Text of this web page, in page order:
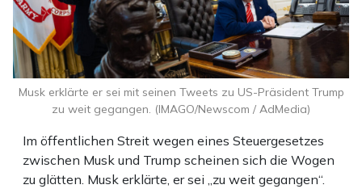
Im öffentlichen Streit wegen eines Steuergesetzes
zwischen Musk und Trump scheinen sich die Wogen
zu glätten. Musk erklärte, er sei „zu weit gegangen“.
Musk erklärte er sei mit seinen Tweets zu US-Präsident Trump
zu weit gegangen. (IMAGO/Newscom / AdMedia)